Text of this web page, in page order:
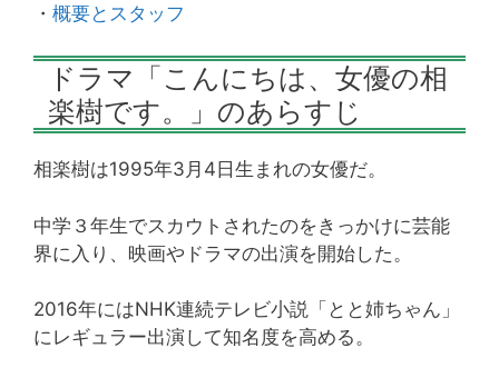
・ 概要とスタッフ
ドラマ「こんにちは、女優の相
楽樹です。」のあらすじ
相楽樹は1995年3月4日生まれの女優だ。
中学３年生でスカウトされたのをきっかけに芸能
界に入り、映画やドラマの出演を開始した。
2016年にはNHK連続テレビ小説「とと姉ちゃん」
にレギュラー出演して知名度を高める。